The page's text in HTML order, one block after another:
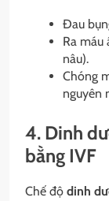
Đau
Ra máu
nâu).
Chóng
nguyên
4. Dinh
bằng IVF
Chế độ dinh